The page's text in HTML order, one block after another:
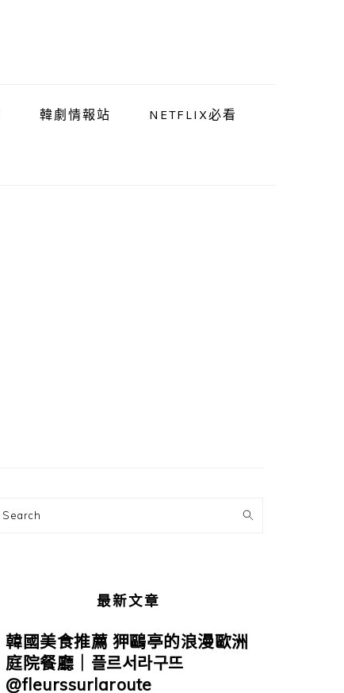
韓劇情報站 NETFLIX必看
欄
Search
最新文章
韓國美食推薦 狎鷗亭的浪漫歐洲
庭院餐廳｜플르서라구뜨
@fleurssurlaroute